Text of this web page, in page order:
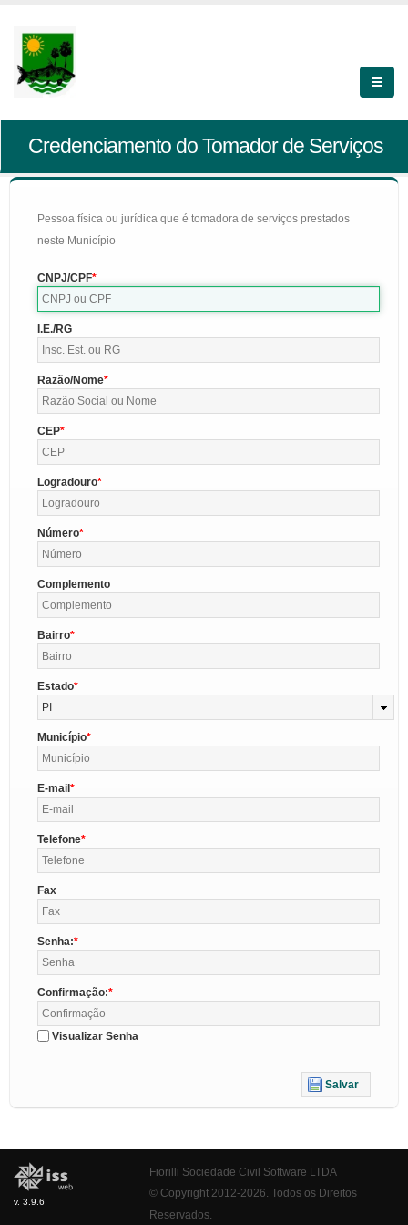
Credenciamento do Tomador de Serviços
Pessoa física ou jurídica que é tomadora de serviços prestados
neste Município
CNPJ/CPF
I.E./RG
Razão/Nome
CEP
Logradouro
Número
Complemento
Bairro
Estado
PI
Município
E-mail
Telefone
Fax
Senha:
Confirmação:
Visualizar Senha
Salvar
v. 3.9.6
Fiorilli Sociedade Civil Software LTDA
© Copyright 2012-2026. Todos os Direitos
Reservados.